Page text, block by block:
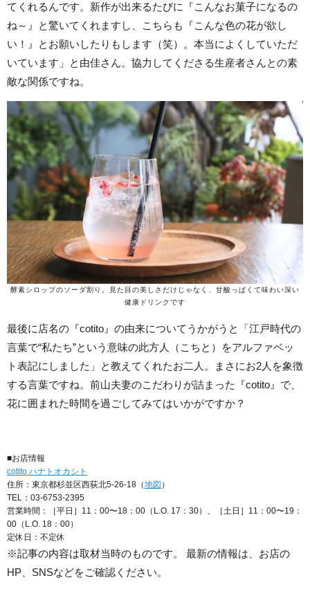
てくれるんです。新作が出来るたびに『こんなお菓子になるの
ね～』と驚いてくれますし、こちらも『こんな色の花が欲し
い！』とお願いしたりもします（笑）。本当によくしていただ
いています」と由佳さん。協力してくださる生産者さんとの素
敵な関係ですね。
酵素シロップのソーダ割り。見た目の美しさだけじゃなく、甘酸っぱくて味わい深い
健康ドリンクです
最後に店名の『cotito』の由来についてうかがうと「江戸時代の
言葉で“私たち”という意味の此方人（こちと）をアルファベッ
ト表記にしました」と教えてくれたお二人。まさにお2人を象徴
する言葉ですね。前山夫妻のこだわりが詰まった『cotito』で、
花に囲まれた時間を過ごしてみてはいかがですか？
■お店情報
cotito ハナトオカシト
住所：東京都杉並区西荻北5-26-18（地図 ）
TEL：03-6753-2395
営業時間：［平日］11：00〜18：00（L.O. 17：30）、［土日］11：00〜19：
00（L.O. 18：00）
定休日：不定休
※記事の内容は取材当時のものです。 最新の情報は、お店の
HP、SNSなどをご確認ください。